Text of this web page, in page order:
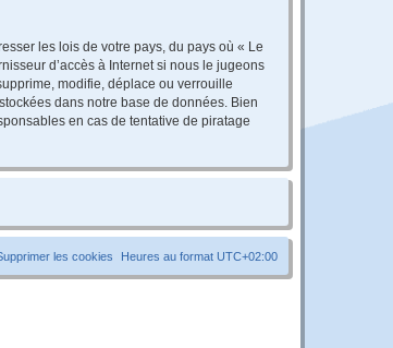
les lois de votre pays, du pays où « Le
d’accès à Internet si nous le jugeons
modifie, déplace ou verrouille
dans notre base de données. Bien
en cas de tentative de piratage
Heures au format UTC+02:00
les cookies